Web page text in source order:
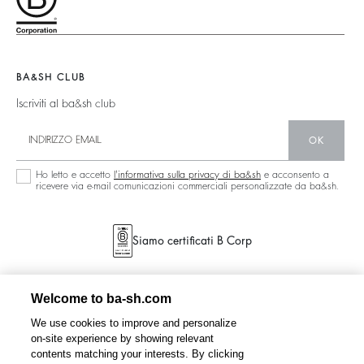
Borse Teddy
Circolarità
Collezione Sostenibile
Nuova Collezione
Trova Il Negozio
BA&SH CLUB
Iscriviti al ba&sh club
OK
Ho letto e accetto l'informativa sulla privacy di ba&sh e acconsento a
ricevere via e-mail comunicazioni commerciali personalizzate da ba&sh.
Siamo certificati B Corp
Welcome to ba-sh.com
We use cookies to improve and personalize
on-site experience by showing relevant
contents matching your interests. By clicking